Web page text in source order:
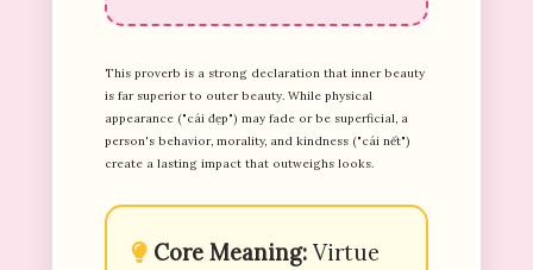
This proverb is a strong declaration that inner beauty
is far superior to outer beauty. While physical
appearance ("cái đẹp") may fade or be superficial, a
person's behavior, morality, and kindness ("cái nết")
create a lasting impact that outweighs looks.
Core Meaning: Virtue